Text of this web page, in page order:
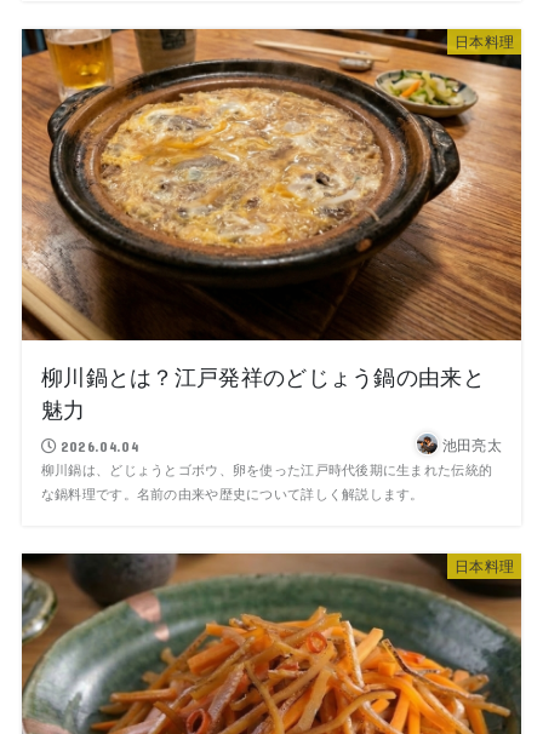
日本料理
柳川鍋とは？江戸発祥のどじょう鍋の由来と
魅力
2026.04.04 池田亮太
柳川鍋は、どじょうとゴボウ、卵を使った江戸時代後期に生まれた伝統的
な鍋料理です。名前の由来や歴史について詳しく解説します。
日本料理